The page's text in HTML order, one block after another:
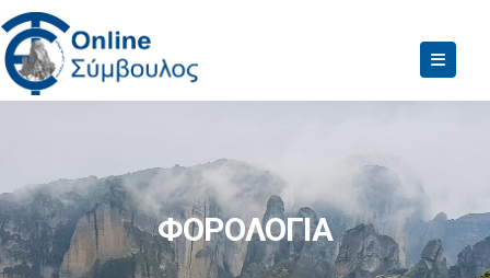
ΦΟΡΟΛΟΓΙΑ